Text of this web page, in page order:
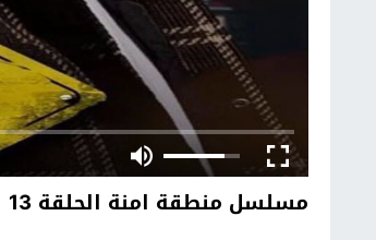
مسلسل منطقة امنة الحلقة 13